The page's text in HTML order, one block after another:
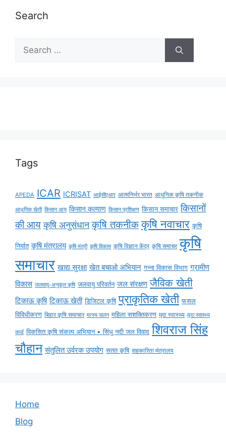
Search
Tags
APEDA ICAR ICRISAT आईसीएआर आत्मनिर्भर भारत आधुनिक कृषि तकनीक
आधुनिक खेती किसान आय किसान कल्याण किसान प्रशिक्षण किसान समाचार किसानों
की आय कृषि अनुसंधान कृषि तकनीक कृषि नवाचार कृषि
निर्यात कृषि मंत्रालय कृषि मंत्री कृषि विकास कृषि विज्ञान केंद्र कृषि समाचर कृषि
समाचार खाद्य सुरक्षा खेत बचाओ अभियान गन्ना विकास विभाग ग्रामीण
विकास जलवायु-अनुकूल कृषि जलवायु परिवर्तन जल संरक्षण जैविक खेती
टिकाऊ कृषि टिकाऊ खेती डिजिटल कृषि प्राकृतिक खेती फसल
विविधीकरण बिहार कृषि समाचार मत्स्य पालन महिला सशक्तिकरण मृदा स्वास्थ्य मृदा स्वास्थ्य
कार्ड विकसित कृषि संकल्प अभियान • सिंधु नदी जल विवाद शिवराज सिंह
चौहान संतुलित उर्वरक उपयोग सतत कृषि सहकारिता मंत्रालय
Home
Blog